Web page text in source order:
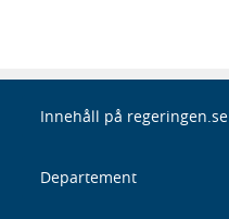
Innehåll på regeringen.se
Departement